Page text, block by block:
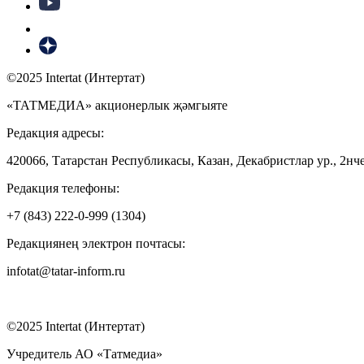
©2025 Intertat (Интертат)
«ТАТМЕДИА» акционерлык җәмгыяте
Редакция адресы:
420066, Татарстан Республикасы, Казан, Декабристлар ур.,
Редакция телефоны:
+7 (843) 222-0-999 (1304)
Редакциянең электрон почтасы:
infotat@tatar-inform.ru
©2025 Intertat (Интертат)
Учредитель АО «Татмедиа»